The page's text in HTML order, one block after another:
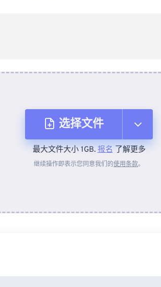
选择文件
从设备
最大文件大小 1GB.报名了解更多
继续操作即表示您同意我们的使用条款。